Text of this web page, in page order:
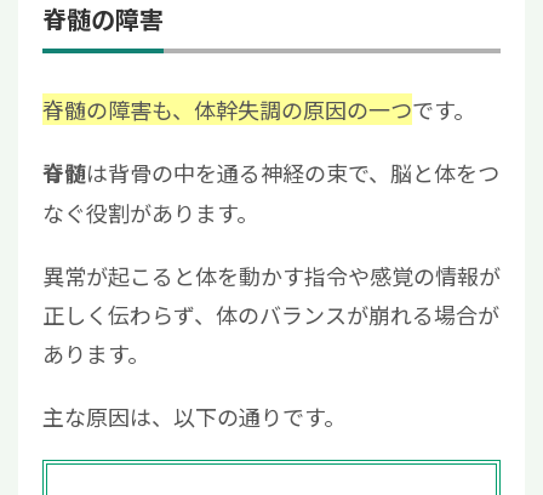
脊髄の障害
脊髄の障害も、体幹失調の原因の一つです。
脊髄は背骨の中を通る神経の束で、脳と体をつ
なぐ役割があります。
異常が起こると体を動かす指令や感覚の情報が
正しく伝わらず、体のバランスが崩れる場合が
あります。
主な原因は、以下の通りです。